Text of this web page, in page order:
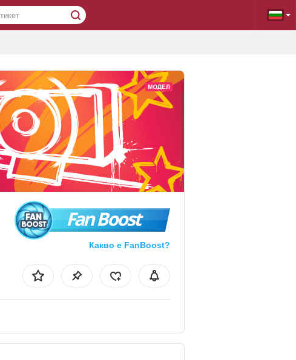
Fan Boost
Какво е FanBoost?